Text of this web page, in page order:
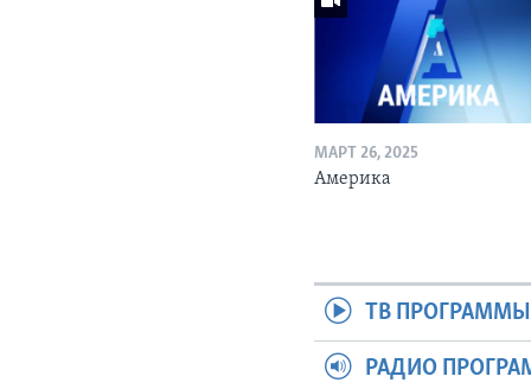
МАРТ 26, 2025
Америка
ТВ ПРОГРАММЫ
РАДИО